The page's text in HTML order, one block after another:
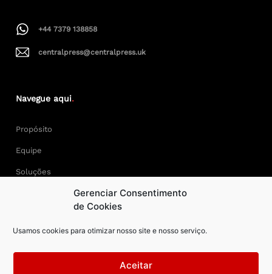
Gerenciar Consentimento
de Cookies
Usamos cookies para otimizar nosso site e nosso serviço.
Aceitar
+44 7379 138858
centralpress@centralpress.uk
Navegue aqui.
Propósito
Equipe
Soluções